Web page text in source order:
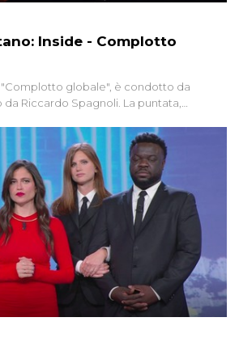
Inside - Complotto
globale", è condotto da
da Riccardo Spagnoli. La puntata,
narrazioni alternative, dei sospetti
che negli ultimi anni hanno invaso
piazze digitali e immaginario collettivo.